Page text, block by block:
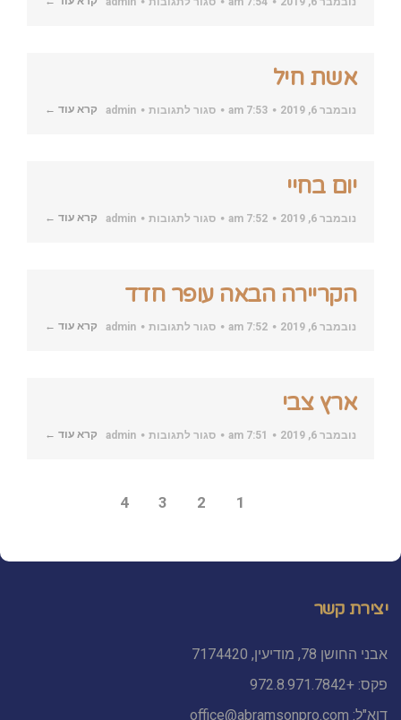
אשת חיל
נובמבר 6, 2019 7:53 am סגור לתגובות על admin קרא עוד ←
יום בחיי
נובמבר 6, 2019 7:52 am סגור לתגובות על admin קרא עוד ←
הקריירה הבאה עופר חדד
נובמבר 6, 2019 7:52 am סגור לתגובות על admin קרא עוד ←
ארץ צבי
נובמבר 6, 2019 7:51 am סגור לתגובות על admin קרא עוד ←
1
2
3
4
יצירת קשר
אבני החושן 78, מודיעין, 7174420
פקס: +972.8.971.7842
דוא"ל: office@abramsonpro.com